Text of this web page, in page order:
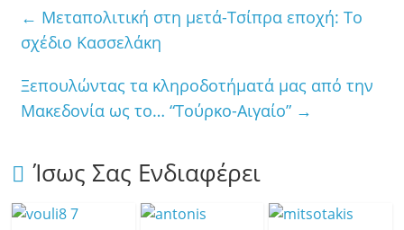
← Μεταπολιτική στη μετά-Τσίπρα εποχή: Το
σχέδιο Κασσελάκη
Ξεπουλώντας τα κληροδοτήματά μας από την
Μακεδονία ως το… “Τούρκο-Αιγαίο” →
Ίσως Σας Ενδιαφέρει